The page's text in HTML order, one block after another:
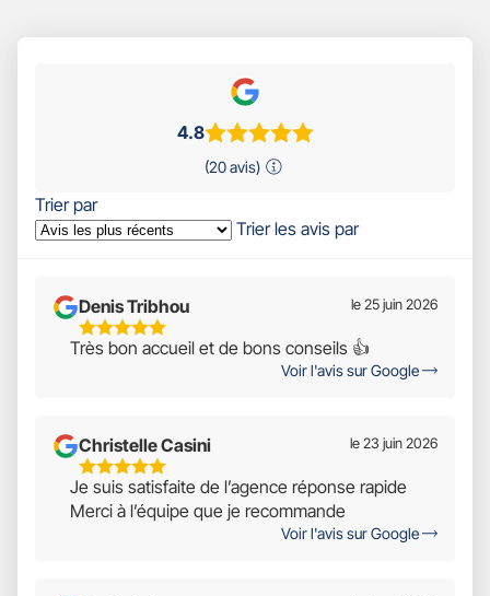
4.8
(20 avis)
Trier par
Trier les avis par
Denis Tribhou
5
Étoiles
le 25 juin 2026
Très bon accueil et de bons conseils 👍
Voir l'avis sur Google
Christelle Casini
5
Étoiles
Sur
le 23 juin 2026
Je suis satisfaite de l’agence réponse rapide
Merci à l’équipe que je recommande
Voir l'avis sur Google